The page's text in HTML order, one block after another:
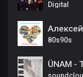
Digital
80s90s
ÜNAM -